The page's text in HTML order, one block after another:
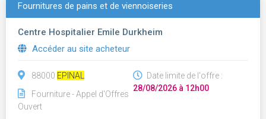
Fournitures de pains et de viennoiseries
Centre Hospitalier Emile Durkheim
Accéder au site acheteur
88000 EPINAL
Fourniture - Appel d'Offres
Ouvert
Date limite de l'offre :
28/08/2026 à 12h00